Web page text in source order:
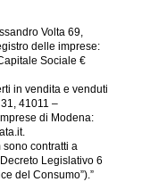
Volta 69,
delle imprese:
Sociale €
in vendita e venduti
41011 –
di Modena:
contratti a
Legislativo 6
del Consumo”).”